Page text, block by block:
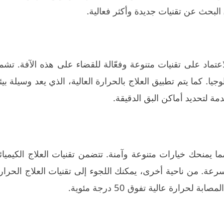
عن تقنيات جديدة وأكثر فعالية.
على تقنيات متنوعة وفعّالة للقضاء على هذه الآفة.
كما يتم تطبيق العلاج بالحرارة العالية، الذي يعد وسيلة
لتحديد أماكن البق الدقيقة.
يمنحك خيارات متنوعة وآمنة. تتضمن تقنيات العلاج
من ناحية أخرى، يمكنك اللجوء إلى تقنيات العلاج
عالية تفوق 50 درجة مئوية.